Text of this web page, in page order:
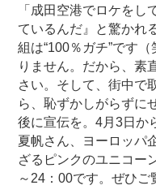
「成田空港でロケをし
ているんだ』と驚かれ
組は“100％ガチ”です
りません。だから、素
さい。そして、街中で
ら、恥ずかしがらずに
後に宣伝を。4月3日か
夏帆さん、ヨーロッパ
ざるピンクのユニコー
～24：00です。ぜひご